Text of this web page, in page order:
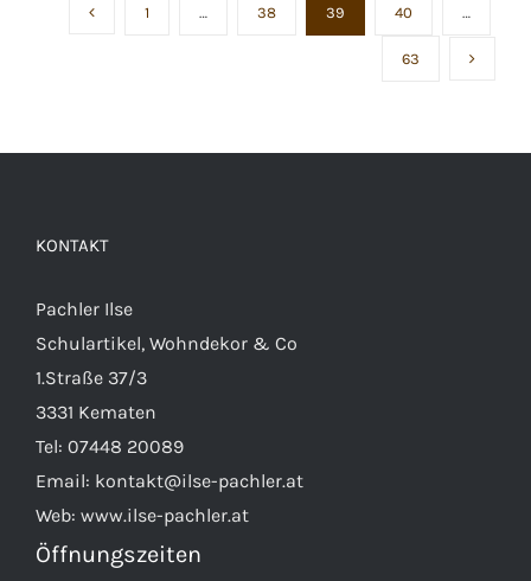
1 … 38 39 40 …
63
KONTAKT
Pachler Ilse
Schulartikel, Wohndekor & Co
1.Straße 37/3
3331 Kematen
Tel: 07448 20089
Email: kontakt@ilse-pachler.at
Web: www.ilse-pachler.at
Öffnungszeiten